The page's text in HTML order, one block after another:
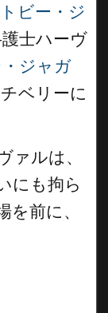
トビー・ジ
士ハーヴ
ジャガ
ベリーに
ァルは、
にも拘ら
前に、